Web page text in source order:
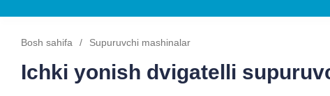
Bosh sahifa / Supuruvchi mashinalar
Ichki yonish dvigatelli